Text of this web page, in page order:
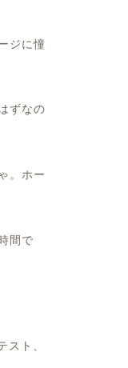
ジに憧
ずなの
。ホー
間で
スト、